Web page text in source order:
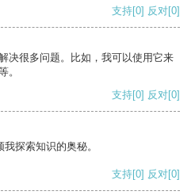
支持[0] 反对[0]
决很多问题。比如，我可以使用它来
。
支持[0] 反对[0]
探索知识的奥秘。
支持[0] 反对[0]